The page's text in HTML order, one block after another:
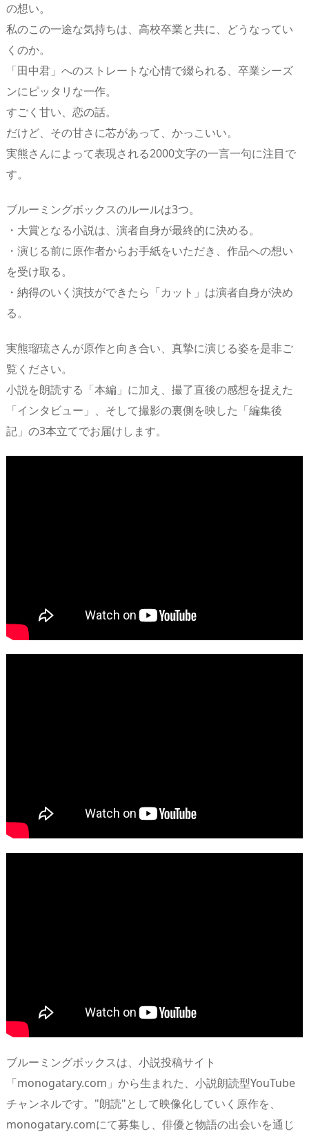
の想い。
私のこの一途な気持ちは、高校卒業と共に、どうなってい
くのか。
「田中君」へのストレートな心情で綴られる、卒業シーズ
ンにピッタリな一作。
すごく甘い、恋の話。
だけど、その甘さに芯があって、かっこいい。
実熊さんによって表現される2000文字の一言一句に注目で
す。
ブルーミングボックスのルールは3つ。
・大賞となる小説は、演者自身が最終的に決める。
・演じる前に原作者からお手紙をいただき、作品への想い
を受け取る。
・納得のいく演技ができたら「カット」は演者自身が決め
る。
実熊瑠琉さんが原作と向き合い、真摯に演じる姿を是非ご
覧ください。
小説を朗読する「本編」に加え、撮了直後の感想を捉えた
「インタビュー」、そして撮影の裏側を映した「編集後
記」の3本立てでお届けします。
ブルーミングボックスは、小説投稿サイト
「monogatary.com」から生まれた、小説朗読型YouTube
チャンネルです。"朗読"として映像化していく原作を、
monogatary.comにて募集し、俳優と物語の出会いを通じ